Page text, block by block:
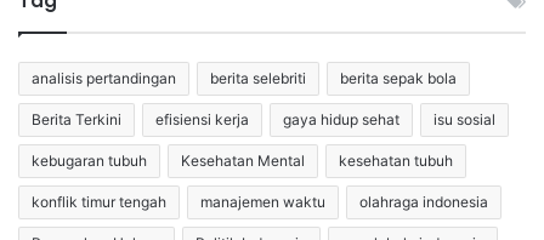
analisis pertandingan berita selebriti berita sepak bola
Berita Terkini efisiensi kerja gaya hidup sehat isu sosial
kebugaran tubuh Kesehatan Mental kesehatan tubuh
konflik timur tengah manajemen waktu olahraga indonesia